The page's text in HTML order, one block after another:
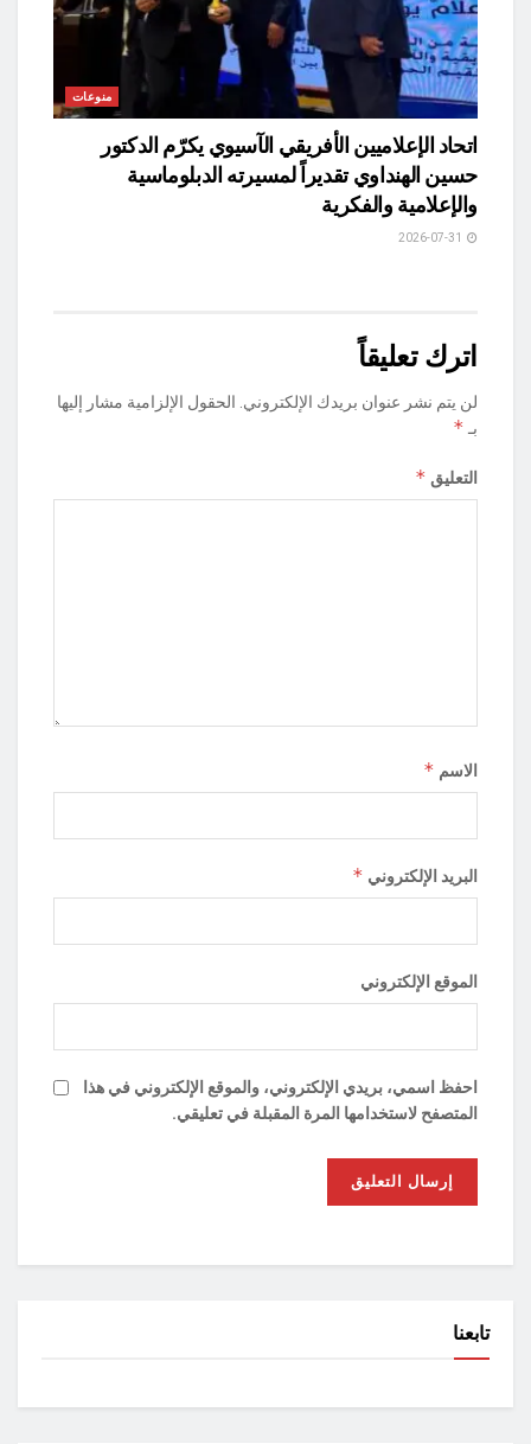
منوعات
اتحاد الإعلاميين الأفريقي الآسيوي يكرّم الدكتور
حسين الهنداوي تقديراً لمسيرته الدبلوماسية
والإعلامية والفكرية
اترك تعليقاً
لن يتم نشر عنوان بريدك الإلكتروني. الحقول الإلزامية مشار إليها
بـ *
التعليق *
الاسم *
البريد الإلكتروني *
الموقع الإلكتروني
احفظ اسمي، بريدي الإلكتروني، والموقع الإلكتروني في هذا
المتصفح لاستخدامها المرة المقبلة في تعليقي.
تابعنا